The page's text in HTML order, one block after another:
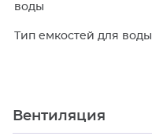
воды
Тип емкостей для воды
Вентиляция